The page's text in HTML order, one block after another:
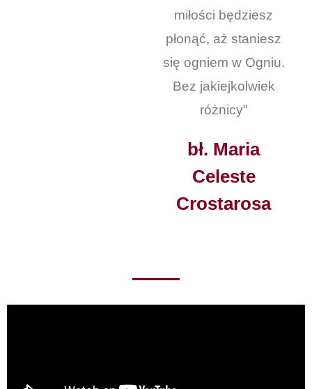
miłości będziesz
płonąć, aż staniesz
się ogniem w Ogniu.
Bez jakiejkolwiek
różnicy"
bł. Maria
Celeste
Crostarosa